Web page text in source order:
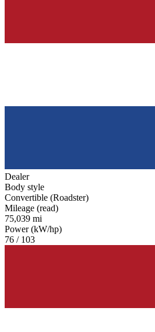
Dealer
Body style
Convertible (Roadster)
Mileage (read)
75,039 mi
Power (kW/hp)
76 / 103